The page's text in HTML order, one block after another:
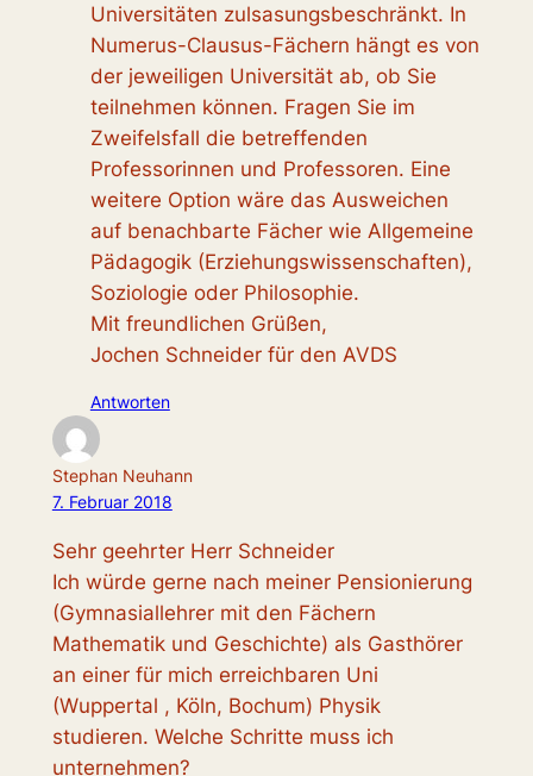
Universitäten zulsasungsbeschränkt. In
Numerus-Clausus-Fächern hängt es von
der jeweiligen Universität ab, ob Sie
teilnehmen können. Fragen Sie im
Zweifelsfall die betreffenden
Professorinnen und Professoren. Eine
weitere Option wäre das Ausweichen
auf benachbarte Fächer wie Allgemeine
Pädagogik (Erziehungswissenschaften),
Soziologie oder Philosophie.
Mit freundlichen Grüßen,
Jochen Schneider für den AVDS
Antworten
Stephan Neuhann
7. Februar 2018
Sehr geehrter Herr Schneider
Ich würde gerne nach meiner Pensionierung
(Gymnasiallehrer mit den Fächern
Mathematik und Geschichte) als Gasthörer
an einer für mich erreichbaren Uni
(Wuppertal , Köln, Bochum) Physik
studieren. Welche Schritte muss ich
unternehmen?